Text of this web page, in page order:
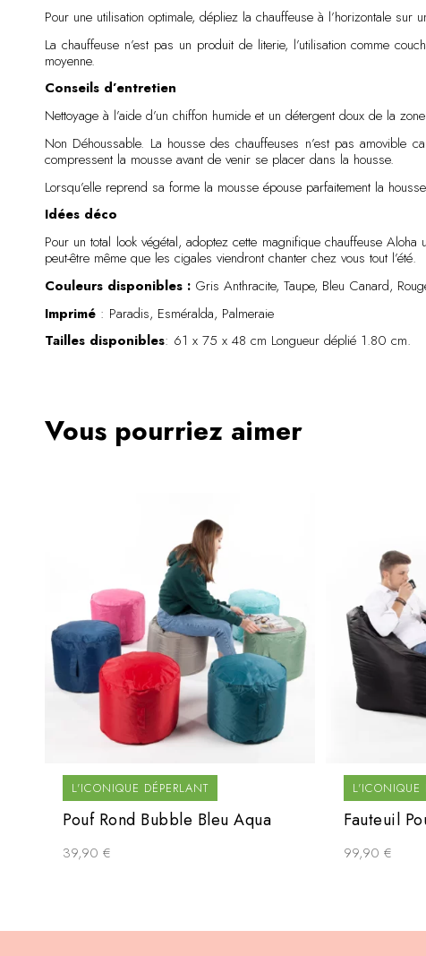
Pour une utilisation optimale, dépliez la chauffeuse à l’horizontale sur
La chauffeuse n’est pas un produit de literie, l’utilisation comme
moyenne.
Conseils d’entretien
Nettoyage à l’aide d’un chiffon humide et un détergent doux de la
Non Déhoussable. La housse des chauffeuses n’est pas
compressent la mousse avant de venir se placer dans la housse.
Lorsqu’elle reprend sa forme la mousse épouse parfaitement la
Idées déco
Pour un total look végétal, adoptez cette magnifique chauffeuse
peut-être même que les cigales viendront chanter chez vous tout l’été.
Couleurs disponibles : Gris Anthracite, Taupe, Bleu Canard,
Imprimé : Paradis, Esméralda, Palmeraie
Tailles disponibles: 61 x 75 x 48 cm Longueur déplié 1.80 cm.
Vous pourriez aimer
L'ICONIQUE DÉPERLANT
Pouf Rond Bubble Bleu Aqua
39,90 €
L'ICONIQUE
Fauteuil
99,90€